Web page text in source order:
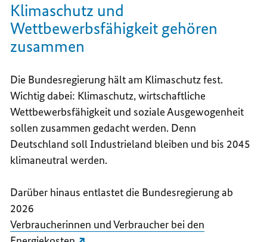
Klimaschutz und
Wettbewerbsfähigkeit gehören
zusammen
Die Bundesregierung hält am Klimaschutz fest.
Wichtig dabei: Klimaschutz, wirtschaftliche
Wettbewerbsfähigkeit und soziale Ausgewogenheit
sollen zusammen gedacht werden. Denn
Deutschland soll Industrieland bleiben und bis 2045
klimaneutral werden.
Darüber hinaus entlastet die Bundesregierung ab
2026
Verbraucherinnen und Verbraucher bei den